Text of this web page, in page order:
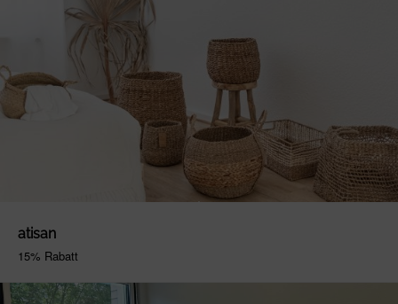
atisan
15% Rabatt